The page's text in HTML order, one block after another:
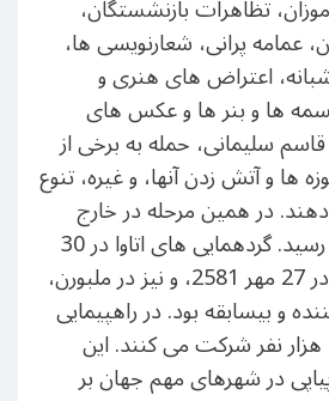
تظاهرات بازنشستگان،
عمامه پرانی، شعارنویسی ها،
اعتراض های هنری و
ها و بنر ها و عکس های
سلیمانی، حمله به برخی از
ها و آتش زدن آنها، و غیره، تنوع
در همین مرحله در خارج
مبارزه ایرانیان به اوج رسید. گردهمایی های اتاوا در 30
مهرماه 2581، برلین در 27 مهر 2581، و نیز در ملبورن،
و بیسابقه بود. در راهپیمایی
نفر شرکت می کنند. این
در شهرهای مهم جهان بر